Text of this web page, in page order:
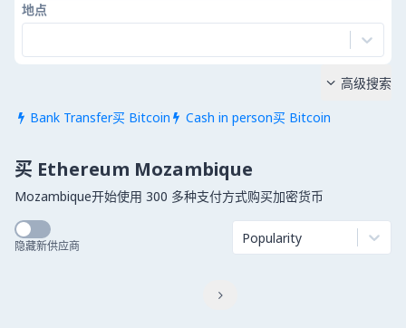
地点
 Bank Transfer买 Bitcoin  Cash in person买 Bitcoin
 高级搜索
买 Ethereum Mozambique
Mozambique开始使用 300 多种支付方式购买加密货币
隐藏新供应商 Popularity
